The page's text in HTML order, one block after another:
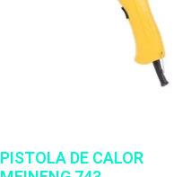
PISTOLA DE CALOR